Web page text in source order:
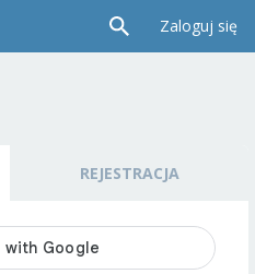
Zaloguj się
REJESTRACJA